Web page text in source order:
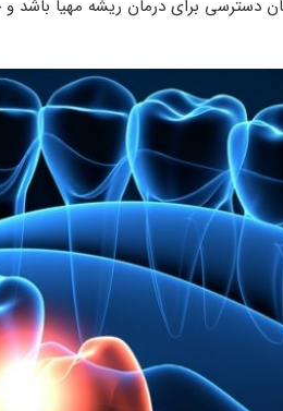
دسترسی برای درمان ریشه مهیا